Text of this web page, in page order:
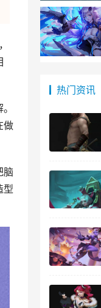
做
脑
型
热门资讯